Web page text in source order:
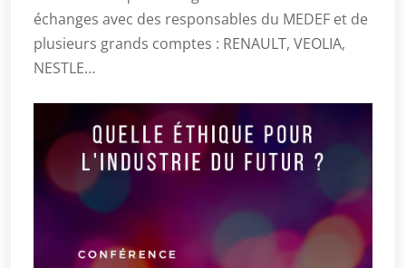
échanges avec des responsables du MEDEF et de
plusieurs grands comptes : RENAULT, VEOLIA,
NESTLE…